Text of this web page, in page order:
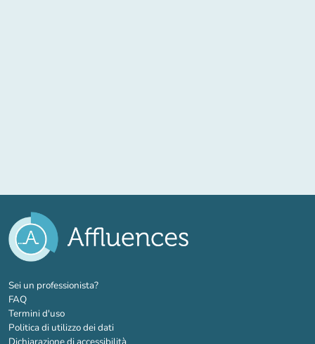
Sei un professionista?(nuova scheda)
FAQ
Termini d'uso
Politica di utilizzo dei dati